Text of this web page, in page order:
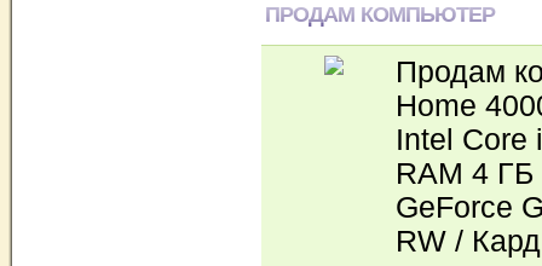
ПРОДАМ КОМПЬЮТЕР
Продам
Home
Intel Core
RAM 4
GeForce
RW /